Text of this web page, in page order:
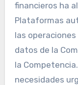
financieros ha
Plataformas
las
datos de la
la
necesidades